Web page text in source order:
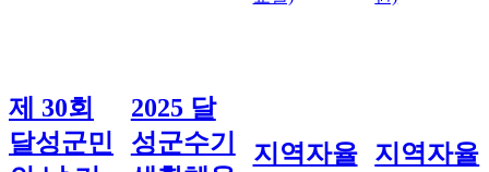
제 30회
달성군민
2025 달
성군수기
지역자율
지역자율